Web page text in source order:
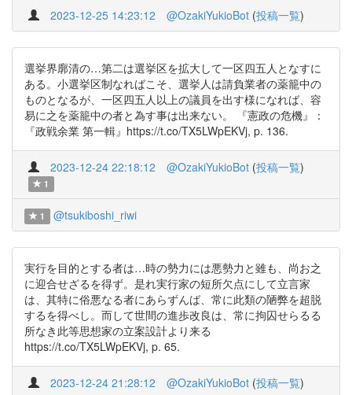
2023-12-25 14:23:12 @OzakiYukioBot (投稿一覧)
選挙界廓清の…第二は選挙区を拡大して一区四五人となすに
ある。小選挙区制なればこそ、選挙人は請負業者の薬籠中の
ものとなるが、一区四五人以上の議員を出す様になれば、容
易に之を薬籠中の者と為す事は出来ない。 『憲政の危機』：
『政戦余業 第一輯』https://t.co/TX5LWpEKVj, p. 136.
2023-12-24 22:18:12 @OzakiYukioBot (投稿一覧)
1
1 @tsukiboshi_riwi
実行を目的とする者は…時の勢力には悪勢力と雖も、尚お之
に迎合せざるを得ず。是れ実行家の短所欠点にして立言家
は、其特に俗悪なる者にあらずんば、常に此類の陋弊を超脱
するを得べし。而して世間の進歩改良は、常に拘囚せらるる
所なき此等思想家の立案設計より来る
https://t.co/TX5LWpEKVj, p. 65.
2023-12-24 21:28:12 @OzakiYukioBot (投稿一覧)